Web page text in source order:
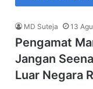
MD Suteja 13
Pengamat
Jangan
Luar Negara